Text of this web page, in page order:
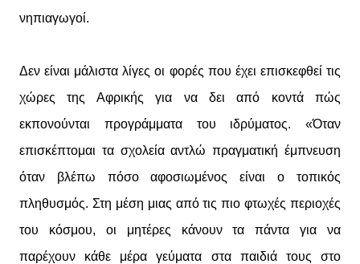
νηπιαγωγοί.
Δεν είναι μάλιστα λίγες οι φορές που έχει επισκεφθεί τις
χώρες της Αφρικής για να δει από κοντά πώς
εκπονούνται προγράμματα του ιδρύματος. «Όταν
επισκέπτομαι τα σχολεία αντλώ πραγματική έμπνευση
όταν βλέπω πόσο αφοσιωμένος είναι ο τοπικός
πληθυσμός. Στη μέση μιας από τις πιο φτωχές περιοχές
του κόσμου, οι μητέρες κάνουν τα πάντα για να
παρέχουν κάθε μέρα γεύματα στα παιδιά τους στο